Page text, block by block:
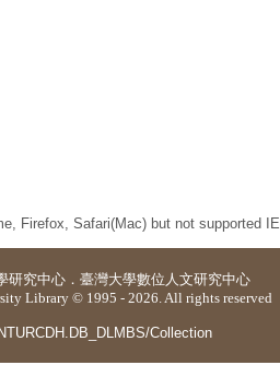
Firefox, Safari(Mac) but not supported IE
研究中心 ． 臺灣大學數位人文研究中心
Library © 1995 - 2026. All rights reserved
Collection